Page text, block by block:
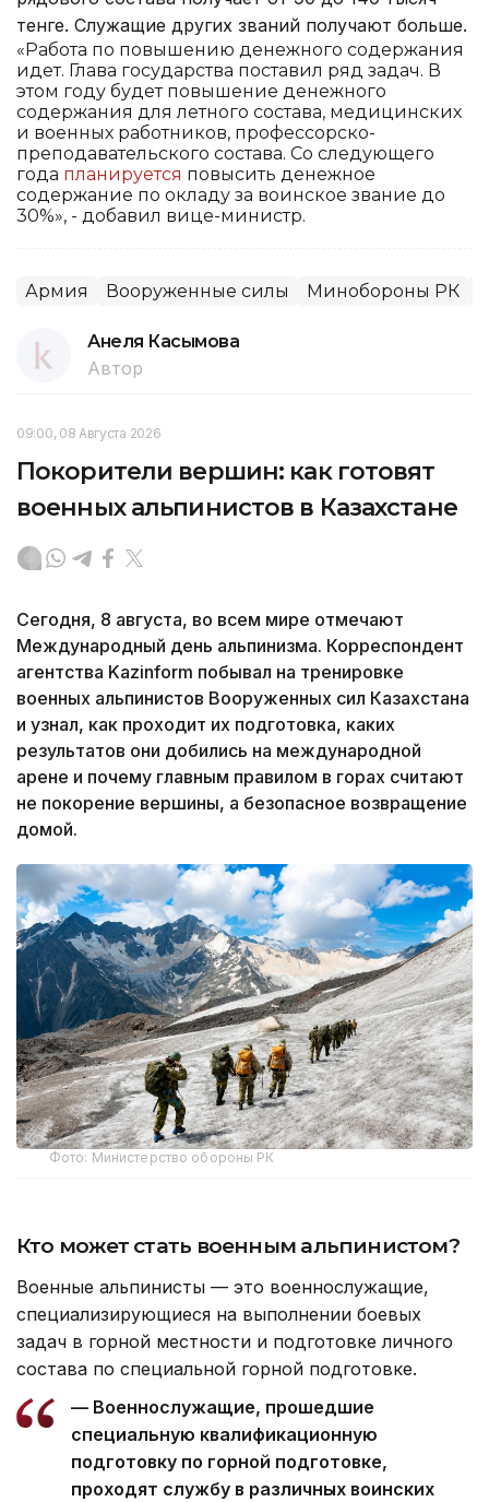
тенге. Служащие других званий получают больше.
«Работа по повышению денежного содержания
идет. Глава государства поставил ряд задач. В
этом году будет повышение денежного
содержания для летного состава, медицинских
и военных работников, профессорско-
преподавательского состава. Со следующего
года планируется повысить денежное
содержание по окладу за воинское звание до
30%», - добавил вице-министр.
Армия Вооруженные силы Минобороны РК
Анеля Касымова
Автор
09:00, 08 Августа 2026
Покорители вершин: как готовят
военных альпинистов в Казахстане
Сегодня, 8 августа, во всем мире отмечают
Международный день альпинизма. Корреспондент
агентства Kazinform побывал на тренировке
военных альпинистов Вооруженных сил Казахстана
и узнал, как проходит их подготовка, каких
результатов они добились на международной
арене и почему главным правилом в горах считают
не покорение вершины, а безопасное возвращение
домой.
Фото: Министерство обороны РК
Кто может стать военным альпинистом?
Военные альпинисты — это военнослужащие,
специализирующиеся на выполнении боевых
задач в горной местности и подготовке личного
состава по специальной горной подготовке.
— Военнослужащие, прошедшие
специальную квалификационную
подготовку по горной подготовке,
проходят службу в различных воинских